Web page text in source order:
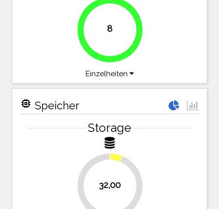
8
100%
Einzelheiten
memory Speicher
Storage
32,00